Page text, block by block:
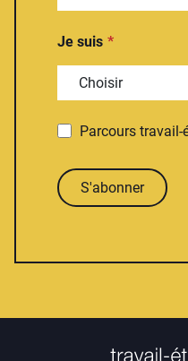
Je suis
Parcours travail-
S'abonner